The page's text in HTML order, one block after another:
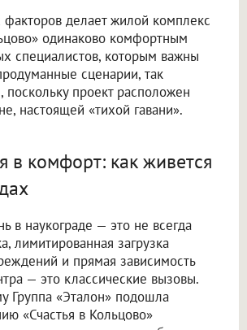
факторов делает жилой комплекс
одинаково комфортным
специалистов, которым важны
сценарии, так
проект расположен
настоящей «тихой гавани».
в комфорт: как живется
в наукограде — это не всегда
лимитированная загрузка
и прямая зависимость
— это классические вызовы.
Группа «Эталон» подошла
«Счастья в Кольцово»